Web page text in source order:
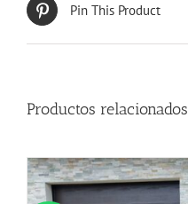
Pin This Product
Productos relacionados